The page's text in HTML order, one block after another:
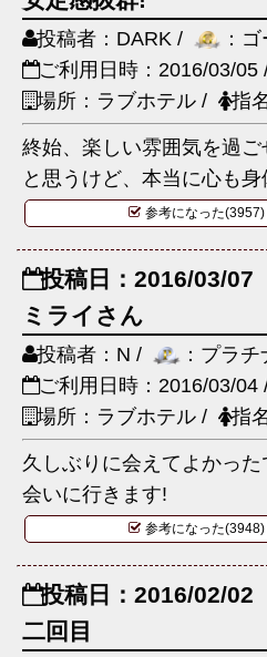
投稿者：DARK /
：
ご利用日時：2016/03/05
場所：ラブホテル /
指
終始、楽しい雰囲気を過
と思うけど、本当に心も身
参考になった(3957)
投稿日：2016/03/07
ミライさん
投稿者：N /
：プラチ
ご利用日時：2016/03/04
場所：ラブホテル /
指
久しぶりに会えてよかっ
会いに行きます!
参考になった(3948)
投稿日：2016/02/02
二回目